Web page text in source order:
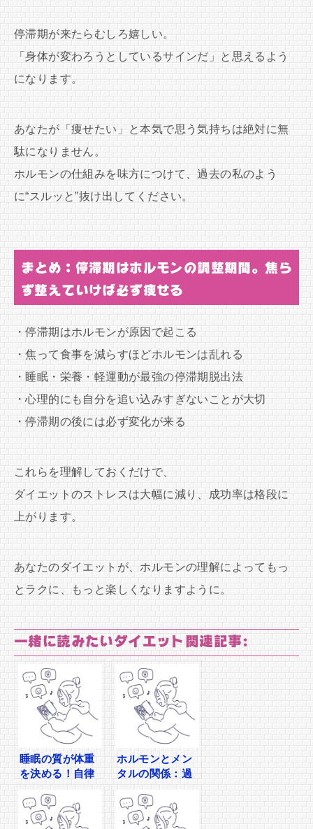
停滞期が来たらむしろ嬉しい。
「身体が変わろうとしているサインだ」と思えるよう
になります。
あなたが「痩せたい」と本気で思う気持ちは絶対に無
駄になりません。
ホルモンの仕組みを味方につけて、過去の私のよう
に“スルッと”抜け出してください。
まとめ：停滞期はホルモンの調整期間。焦ら
ず整えていけば必ず痩せる
・停滞期はホルモンが原因で起こる
・焦って食事を減らすほどホルモンは乱れる
・睡眠・栄養・軽運動が最強の停滞期脱出法
・心理的にも自分を追い込みすぎないことが大切
・停滞期の後には必ず変化が来る
これらを理解しておくだけで、
ダイエットのストレスは大幅に減り、成功率は格段に
上がります。
あなたのダイエットが、ホルモンの理解によってもっ
とラクに、もっと楽しくなりますように。
一緒に読みたいダイエット関連記事:
睡眠の質が体重
を決める！自律
神経を整える夜
ルーティン
ホルモンとメン
タルの関係：過
食を止める脳科
学的アプローチ